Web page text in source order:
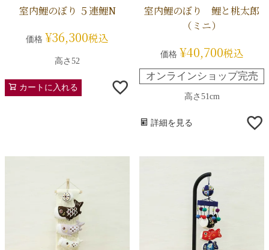
室内鯉のぼり ５連鯉N
価格 ¥36,300税込
高さ52
カートに入れる
室内鯉のぼり 鯉と桃太郎
（ミニ）
価格 ¥40,700税込
オンラインショップ完売
高さ51cm
詳細を見る